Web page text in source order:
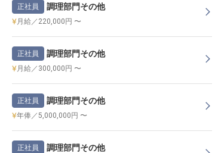
正社員 調理部門その他
月給／220,000円 〜
正社員 調理部門その他
月給／300,000円 〜
正社員 調理部門その他
年俸／5,000,000円 〜
正社員 調理部門その他